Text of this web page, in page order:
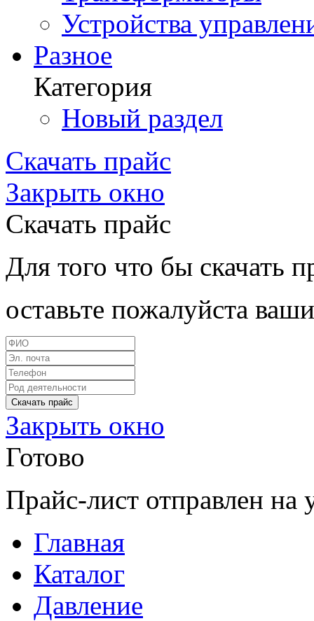
Устройства
Разное
Категория
Новый раздел
Скачать прайс
Закрыть окно
Скачать прайс
Для того что бы скачать
оставьте пожалуйста
Закрыть окно
Готово
Прайс-лист отправлен
Главная
Каталог
Давление